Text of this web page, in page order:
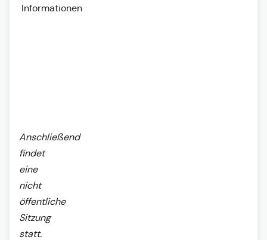
Informationen
Anschließend
findet
eine
nicht
öffentliche
Sitzung
statt.